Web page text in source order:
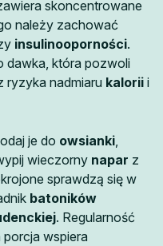
skoncentrowane
należy zachować
insulinooporności.
dawka, która pozwoli
ryzyka nadmiaru kalorii i
je do owsianki
wieczorny napar z
sprawdzą się w
batoników
. Regularność
porcja wspiera